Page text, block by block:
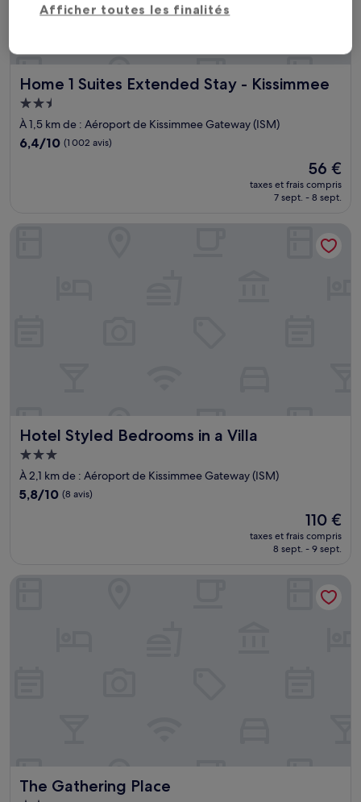
Home 1 Suites Extended Stay - Kissimmee
Home 1 Suites Extended Stay - Kissimmee
Hébergement
2.5 étoiles
À 1,5 km de : Aéroport de Kissimmee Gateway (ISM)
6.4
6,4/10 (1 002 avis)
Le
nouveau
prix
de
56 €
56 €
taxes et frais compris
7 sept. - 8 sept.
Hotel Styled Bedrooms in a Villa
Hotel Styled Bedrooms in a Villa
Hébergement
3.0 étoiles
À 2,1 km de : Aéroport de Kissimmee Gateway (ISM)
5.8
5,8/10 (8 avis)
Le
nouveau
prix
110 €
110 €
taxes et frais compris
8 sept. - 9 sept.
The Gathering Place
The Gathering Place
The Gathering Place
Afficher toutes les finalités